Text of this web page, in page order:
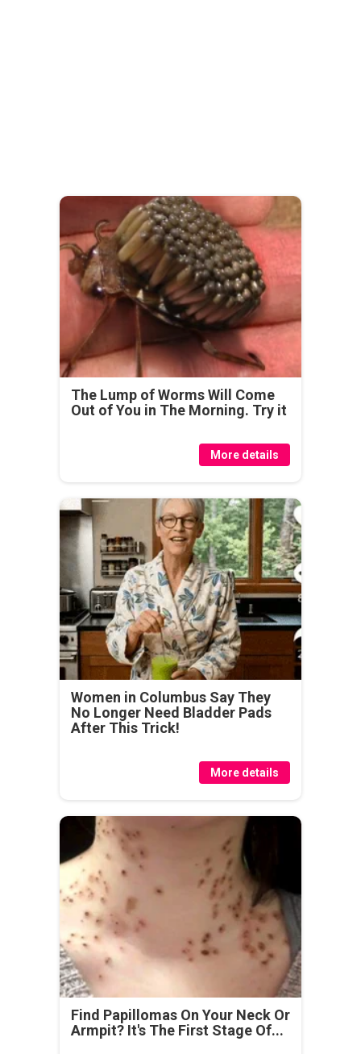
The Lump of Worms Will Come
Out of You in The Morning. Try it
More details
Women in Columbus Say They
No Longer Need Bladder Pads
After This Trick!
More details
Find Papillomas On Your Neck Or
Armpit? It's The First Stage Of...